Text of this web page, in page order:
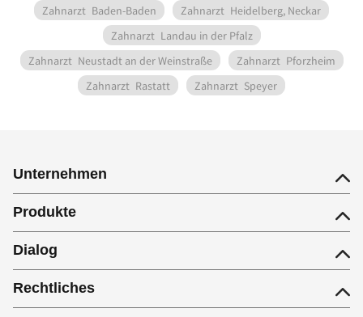
Zahnarzt Baden-Baden Zahnarzt Heidelberg, Neckar
Zahnarzt Landau in der Pfalz
Zahnarzt Neustadt an der Weinstraße Zahnarzt Pforzheim
Zahnarzt Rastatt Zahnarzt Speyer
Unternehmen
Produkte
Dialog
Rechtliches